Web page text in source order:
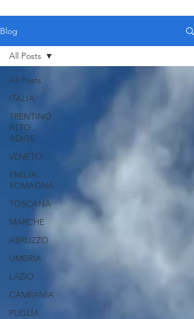
Blog
All Posts
ITALIA
TRENTINO
ALTO
ADIGE
VENETO
EMILIA
ROMAGNA
TOSCANA
MARCHE
ABRUZZO
UMBRIA
LAZIO
CAMPANIA
PUGLIA
All Posts